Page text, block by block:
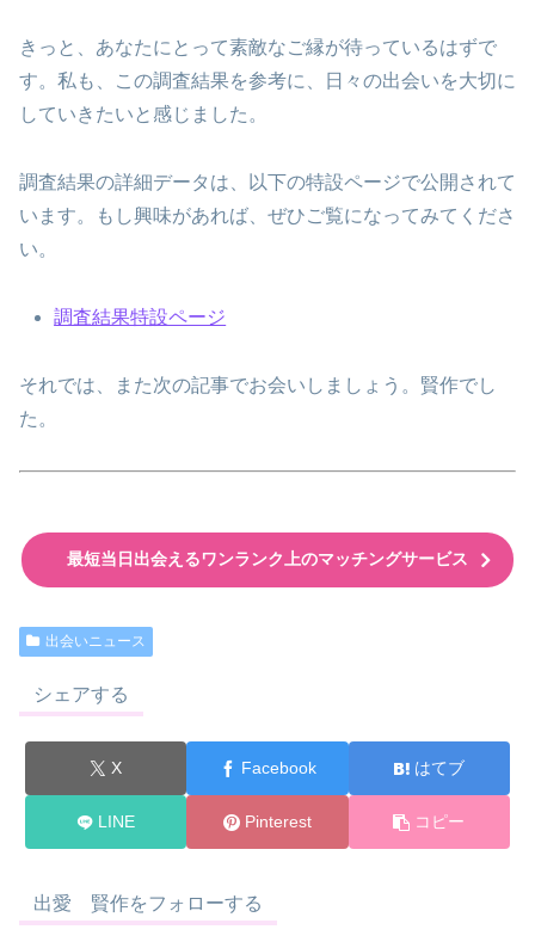
きっと、あなたにとって素敵なご縁が待っているはずで
す。私も、この調査結果を参考に、日々の出会いを大切に
していきたいと感じました。
調査結果の詳細データは、以下の特設ページで公開されて
います。もし興味があれば、ぜひご覧になってみてくださ
い。
調査結果特設ページ
それでは、また次の記事でお会いしましょう。賢作でし
た。
最短当日出会えるワンランク上のマッチングサービス
出会いニュース
シェアする
X Facebook はてブ
LINE Pinterest コピー
出愛 賢作をフォローする